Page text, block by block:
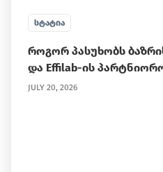
ᲡᲢᲐᲢᲘᲐ
როგორ პასუხობს
და Effilab-ის
JULY 20, 2026